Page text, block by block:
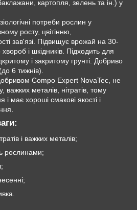
картопля, зелень та ін.) у
потреби рослин у
росту, цвітінню,
зав'язі. Підвищує врожай на 30-
хвороб і шкідників. Підходить для
і закритому грунті. Добриво
6 тижнів).
Compo Expert NovaTec, не
важких металів, нітратів, тому
має хороші смакові якості і
і важких металів;
рослинами;